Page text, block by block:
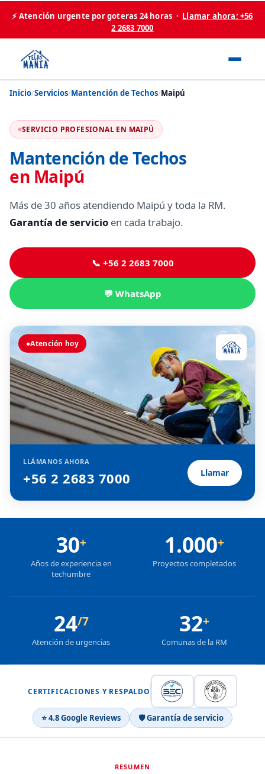
⚡ Atención urgente por goteras 24 horas · Llamar ahora: +56
2 2683 7000
Inicio/Servicios/Mantención de Techos/Maipú
SERVICIO PROFESIONAL EN MAIPÚ
Mantención de Techos
en Maipú
Más de 30 años atendiendo Maipú y toda la RM.
Garantía de servicio en cada trabajo.
📞 +56 2 2683 7000
💬 WhatsApp
●Atención hoy
LLÁMANOS AHORA
+56 2 2683 7000 Llamar
30+
Años de experiencia en
techumbre
1.000+
Proyectos completados
24/7
Atención de urgencias
32+
Comunas de la RM
CERTIFICACIONES Y RESPALDO
⭐ 4.8 Google Reviews 🛡 Garantía de servicio
RESUMEN